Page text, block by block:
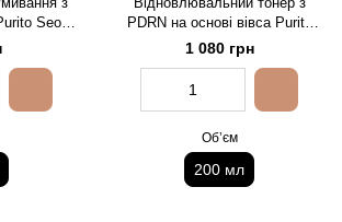
Seoul
Face
мл
PDRN на основі вівса Purito
Seoul Oat PDRN Gentle Refining
Toner, 200 мл
1 080 грн
Обʼєм
200 мл